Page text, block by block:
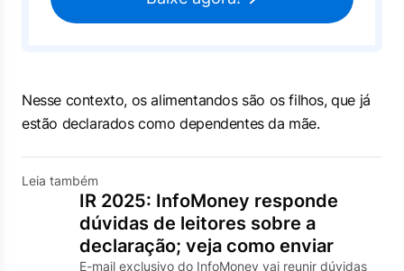
Nesse contexto, os alimentandos são os filhos, que já
estão declarados como dependentes da mãe.
Leia também
IR 2025: InfoMoney responde
dúvidas de leitores sobre a
declaração; veja como enviar
E-mail exclusivo do InfoMoney vai reunir dúvidas